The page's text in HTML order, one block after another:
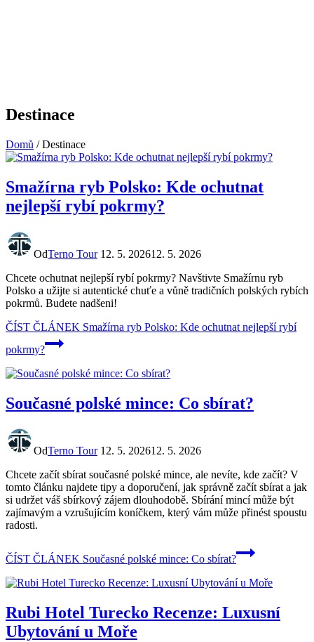
Destinace
Domů / Destinace
Smažírna ryb Polsko: Kde ochutnat
nejlepší rybí pokrmy?
OdTerno Tour 12. 5. 202612. 5. 2026
Chcete ochutnat nejlepší rybí pokrmy? Navštivte Smažírnu ryb
Polsko a užijte si autentické chuťe a vůně tradičních polských rybích
pokrmů. Budete nadšeni!
ČÍST ČLÁNEK Smažírna ryb Polsko: Kde ochutnat nejlepší rybí
pokrmy?
Současné polské mince: Co sbírat?
OdTerno Tour 12. 5. 202612. 5. 2026
Chcete začít sbírat současné polské mince, ale nevíte, kde začít? V
tomto článku najdete tipy a doporučení, jak správně začít sbírat a jak
si udržet váš sbírkový zájem dlouhodobě. Sbírání mincí může být
zajímavým a vzrušujícím koníčkem, který vám může přinést spoustu
radosti.
ČÍST ČLÁNEK Současné polské mince: Co sbírat?
Rubi Hotel Turecko Recenze: Luxusní
Ubytování u Moře